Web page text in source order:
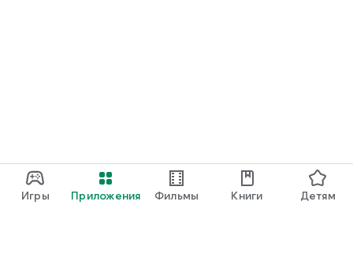
Игры Приложения Фильмы Книги Детям